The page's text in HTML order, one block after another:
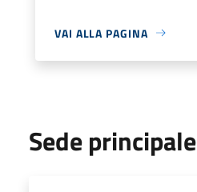
VAI ALLA PAGINA
Sede principale